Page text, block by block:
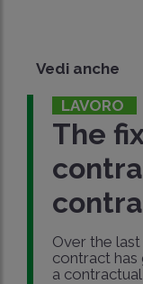
Vedi anche
LAVORO
The
Over the
contract has
a